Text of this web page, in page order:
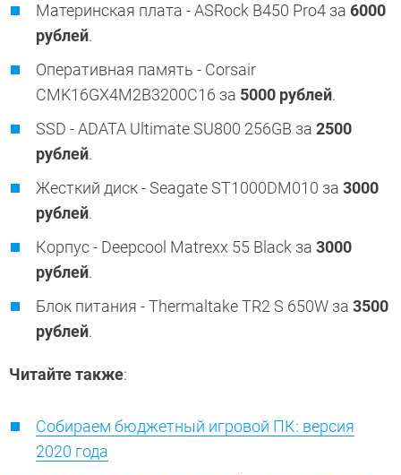
Материнская плата - ASRock B450 Pro4 за 6000
рублей.
Оперативная память - Corsair
CMK16GX4M2B3200C16 за 5000 рублей.
SSD - ADATA Ultimate SU800 256GB за 2500
рублей.
Жесткий диск - Seagate ST1000DM010 за 3000
рублей.
Корпус - Deepcool Matrexx 55 Black за 3000
рублей.
Блок питания - Thermaltake TR2 S 650W за 3500
рублей.
Читайте также:
Собираем бюджетный игровой ПК: версия
2020 года